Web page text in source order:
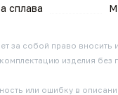
сплава
за собой право вносить
изделия без
или ошибку в